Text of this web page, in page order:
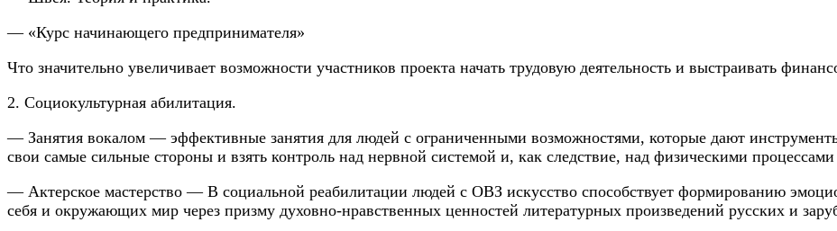
— «Курс начинающего предпринимателя»
Что значительно увеличивает возможности участников проекта начать трудовую деятельность и выстраивать
2. Социокультурная абилитация.
— Занятия вокалом — эффективные занятия для людей с ограниченными возможностями, которые дают
свои самые сильные стороны и взять контроль над нервной системой и, как следствие, над физическими процессами
— Актерское мастерство — В социальной реабилитации людей с ОВЗ искусство способствует формированию
себя и окружающих мир через призму духовно-нравственных ценностей литературных произведений русских и